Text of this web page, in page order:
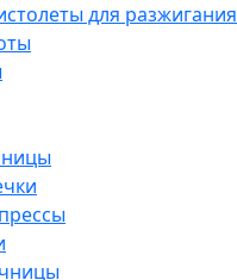
для разжигания